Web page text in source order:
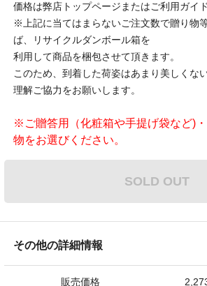
価格は弊店トップページまたはご利用ガイ
※上記に当てはまらないご注文数で贈り物
ば、リサイクルダンボール箱を
利用して商品を梱包させて頂きます。
このため、到着した荷姿はあまり美しくな
理解ご協力をお願いします。
※ご贈答用（化粧箱や手提げ袋など)
物をお選びください。
SOLD OUT
その他の詳細情報
販売価格